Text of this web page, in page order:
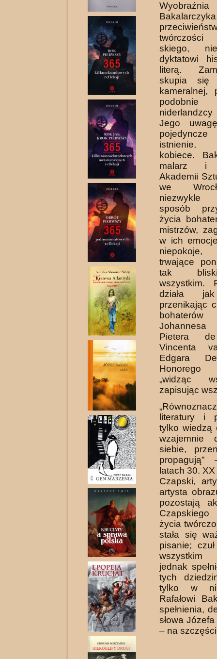
Wyobraźnia
skiego,
dyktatowi
literą.
skupia się
kameralnej,
Jego
istnienie,
kobiece.
malarz i
Akademii
we
sposób
życia
mistrzów,
w ich
trwające
tak
wszystkim.
działa
przenikając
Johan­nesa
Pietera
Vincenta
Edgara
Honorego
„widząc
zapisując
literatury i
tylko wiedzą
wzajemnie
siebie,
latach 30.
Czapski,
artysta
pozostają
Czapskiego
życia
stała się
pisanie;
wszystkim
jednak
tych
tylko w
Rafałowi
spełnienia,
słowa
– na